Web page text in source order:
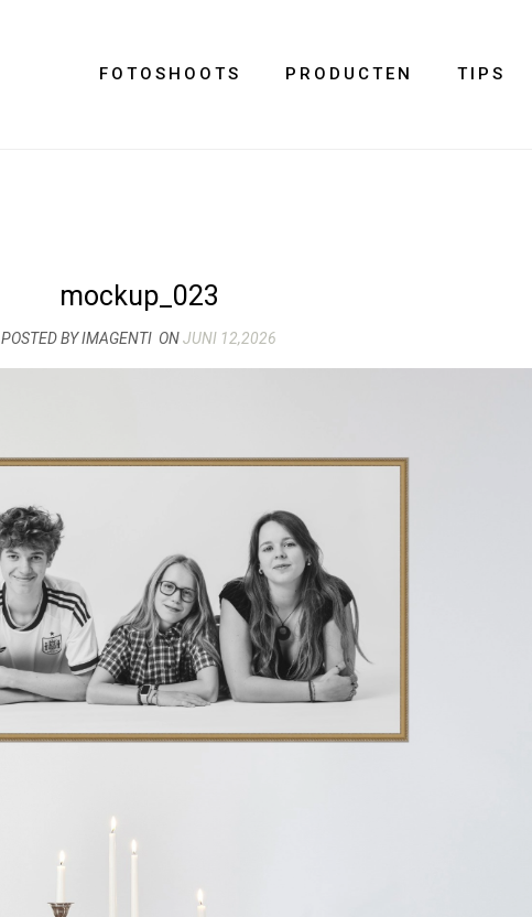
FOTOSHOOTS PRODUCTEN TIPS
mockup_023
POSTED BY IMAGENTI ONJUNI 12,2026